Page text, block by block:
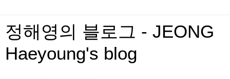
정해영의 블로그 - JEONG
Haeyoung's blog